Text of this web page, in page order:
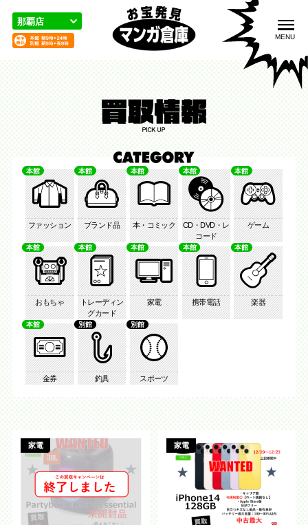
MENU
取扱品目
宅配／出張買取 店舗案内 お問い合わせ
プライバシーポリシー
English
公式 トレジャー
公式 アミューズ
アミューズ
那覇店
本館
ファッション
本館
ブランド品
本館
本・コミック
本館
CD・DVD・レ
コード
本館
ゲーム
本館
おもちゃ
本館
トレーディン
グカード
本館
家電
本館
携帯電話
本館
楽器
本館
金券
別館
釣具
別館
スポーツ
家電 家電